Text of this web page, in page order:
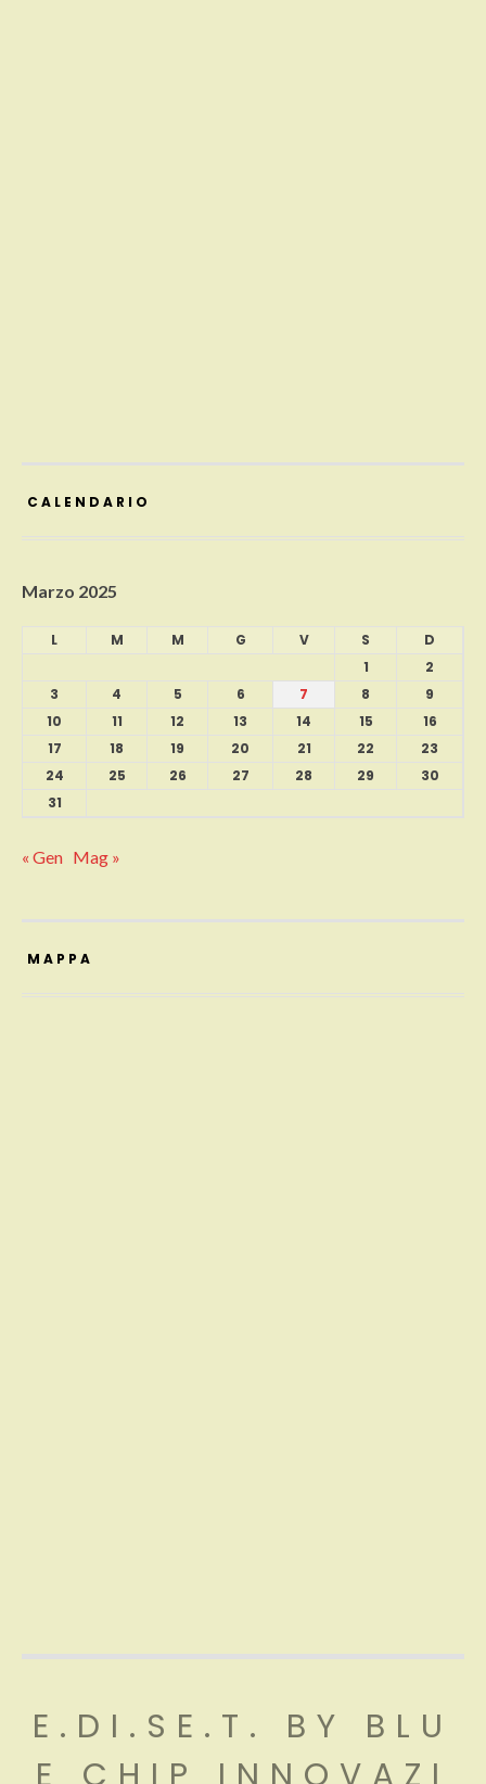
CALENDARIO
Marzo 2025
L M M G V S
D
1
2
3
4 5 6 7 8
9
10
11 12 13 14 15
16
17
18 19 20 21 22
23
24
25 26 27 28 29
30
31
« Gen Mag »
MAPPA
E.DI.SE.T. BY BLU